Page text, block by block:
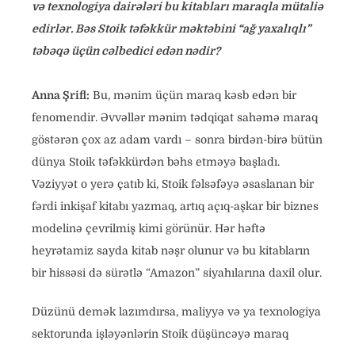
və texnologiya dairələri bu kitabları maraqla mütaliə
edirlər. Bəs Stoik təfəkkür məktəbini “ağ yaxalıqlı”
təbəqə üçün cəlbedici edən nədir?
Anna Şrifl: Bu, mənim üçün maraq kəsb edən bir
fenomendir. Əvvəllər mənim tədqiqat sahəmə maraq
göstərən çox az adam vardı – sonra birdən-birə bütün
dünya Stoik təfəkkürdən bəhs etməyə başladı.
Vəziyyət o yerə çatıb ki, Stoik fəlsəfəyə əsaslanan bir
fərdi inkişaf kitabı yazmaq, artıq açıq-aşkar bir biznes
modelinə çevrilmiş kimi görünür. Hər həftə
heyrətamiz sayda kitab nəşr olunur və bu kitabların
bir hissəsi də sürətlə “Amazon” siyahılarına daxil olur.
Düzünü demək lazımdırsa, maliyyə və ya texnologiya
sektorunda işləyənlərin Stoik düşüncəyə maraq